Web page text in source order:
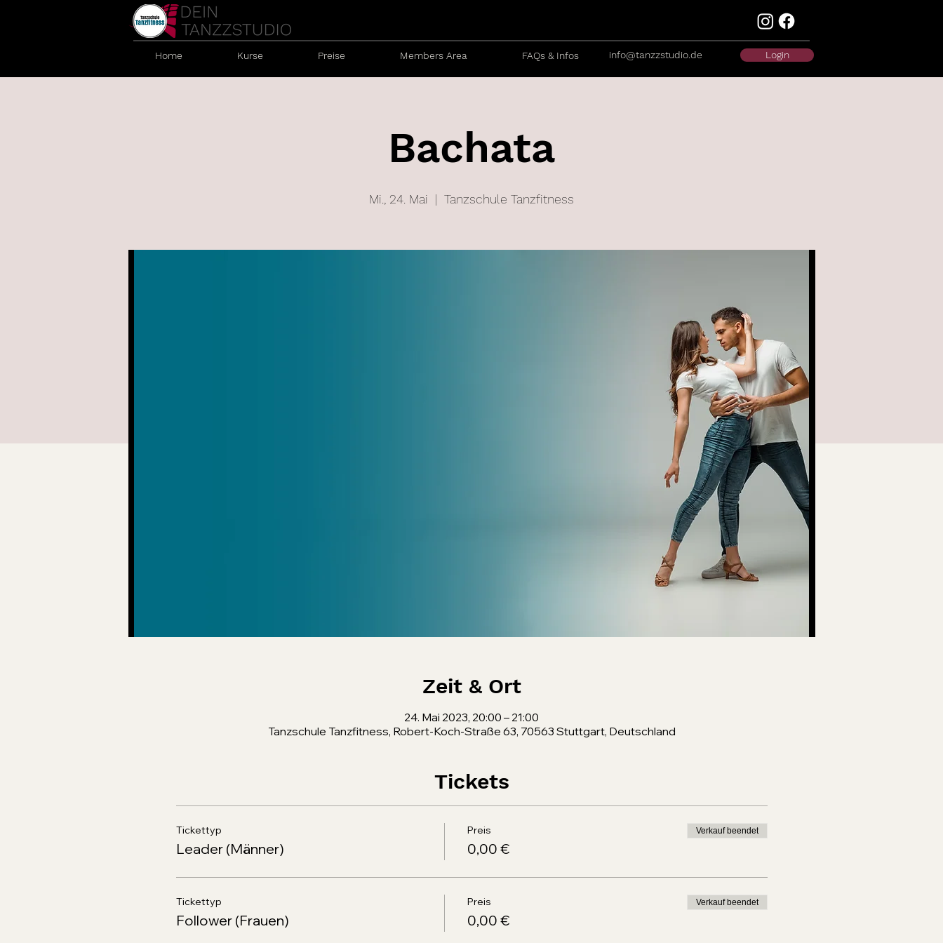
Home Kurse Preise Members Area FAQs & Infos Login
info@tanzzstudio.de
Bachata
Mi., 24. Mai
  |
Tanzschule Tanzfitness
Zeit & Ort
24. Mai 2023, 20:00 – 21:00
Tanzschule Tanzfitness, Robert-Koch-Straße 63, 70563 Stuttgart, Deutschland
Tickets
Tickettyp
Leader (Männer)
Preis
0,00 €
Verkauf beendet
Tickettyp
Follower (Frauen)
Preis
0,00 €
Verkauf beendet